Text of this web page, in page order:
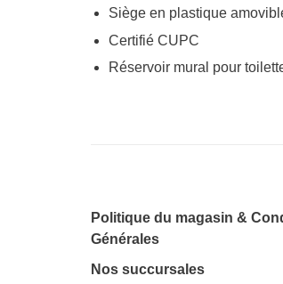
Siège en plastique
Certifié CUPC
Réservoir mural pour
Politique du magasin &
Générales
Nos succursales